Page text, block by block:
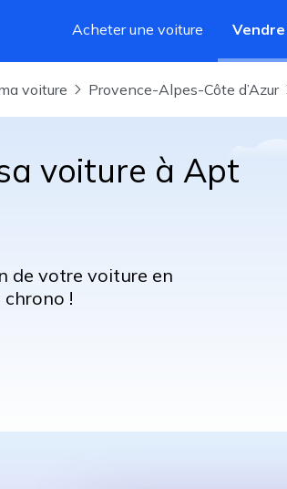
Acheter une voiture
voiture Provence-Alpes-Côte d’Azur
voiture à Apt
de votre voiture en
chrono !